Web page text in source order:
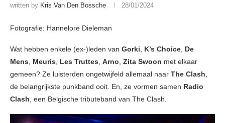
written by Kris Van Den Bossche 28/01/2024
Fotografie: Hannelore Dieleman
Wat hebben enkele (ex-)leden van Gorki, K’s Choice, De
Mens, Meuris, Les Truttes, Arno, Zita Swoon met elkaar
gemeen? Ze luisterden ongetwijfeld allemaal naar The Clash,
de belangrijkste punkband ooit. En, ze vormen samen Radio
Clash, een Belgische tributeband van The Clash.